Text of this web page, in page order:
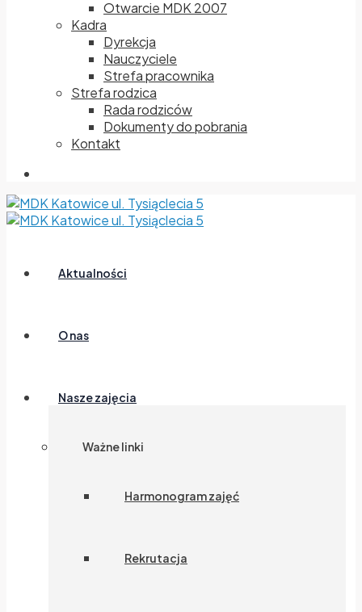
Otwarcie MDK 2007
Kadra
Dyrekcja
Nauczyciele
Strefa pracownika
Strefa rodzica
Rada rodziców
Dokumenty do pobrania
Kontakt
Aktualności
O nas
Nasze zajęcia
Ważne linki
Harmonogram zajęć
Rekrutacja